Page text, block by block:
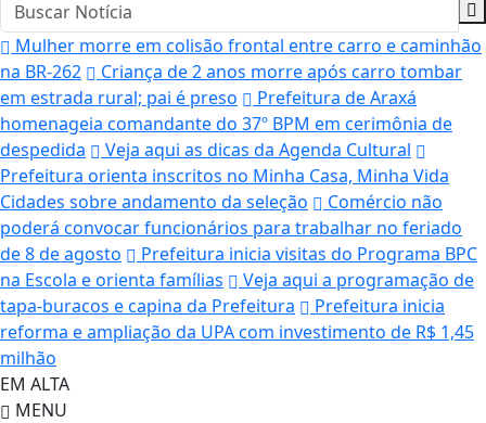
Mulher morre em colisão frontal entre carro e caminhão
na BR-262
Criança de 2 anos morre após carro tombar
em estrada rural; pai é preso
Prefeitura de Araxá
homenageia comandante do 37º BPM em cerimônia de
despedida
Veja aqui as dicas da Agenda Cultural
Prefeitura orienta inscritos no Minha Casa, Minha Vida
Cidades sobre andamento da seleção
Comércio não
poderá convocar funcionários para trabalhar no feriado
de 8 de agosto
Prefeitura inicia visitas do Programa BPC
na Escola e orienta famílias
Veja aqui a programação de
tapa-buracos e capina da Prefeitura
Prefeitura inicia
reforma e ampliação da UPA com investimento de R$ 1,45
milhão
EM ALTA
MENU